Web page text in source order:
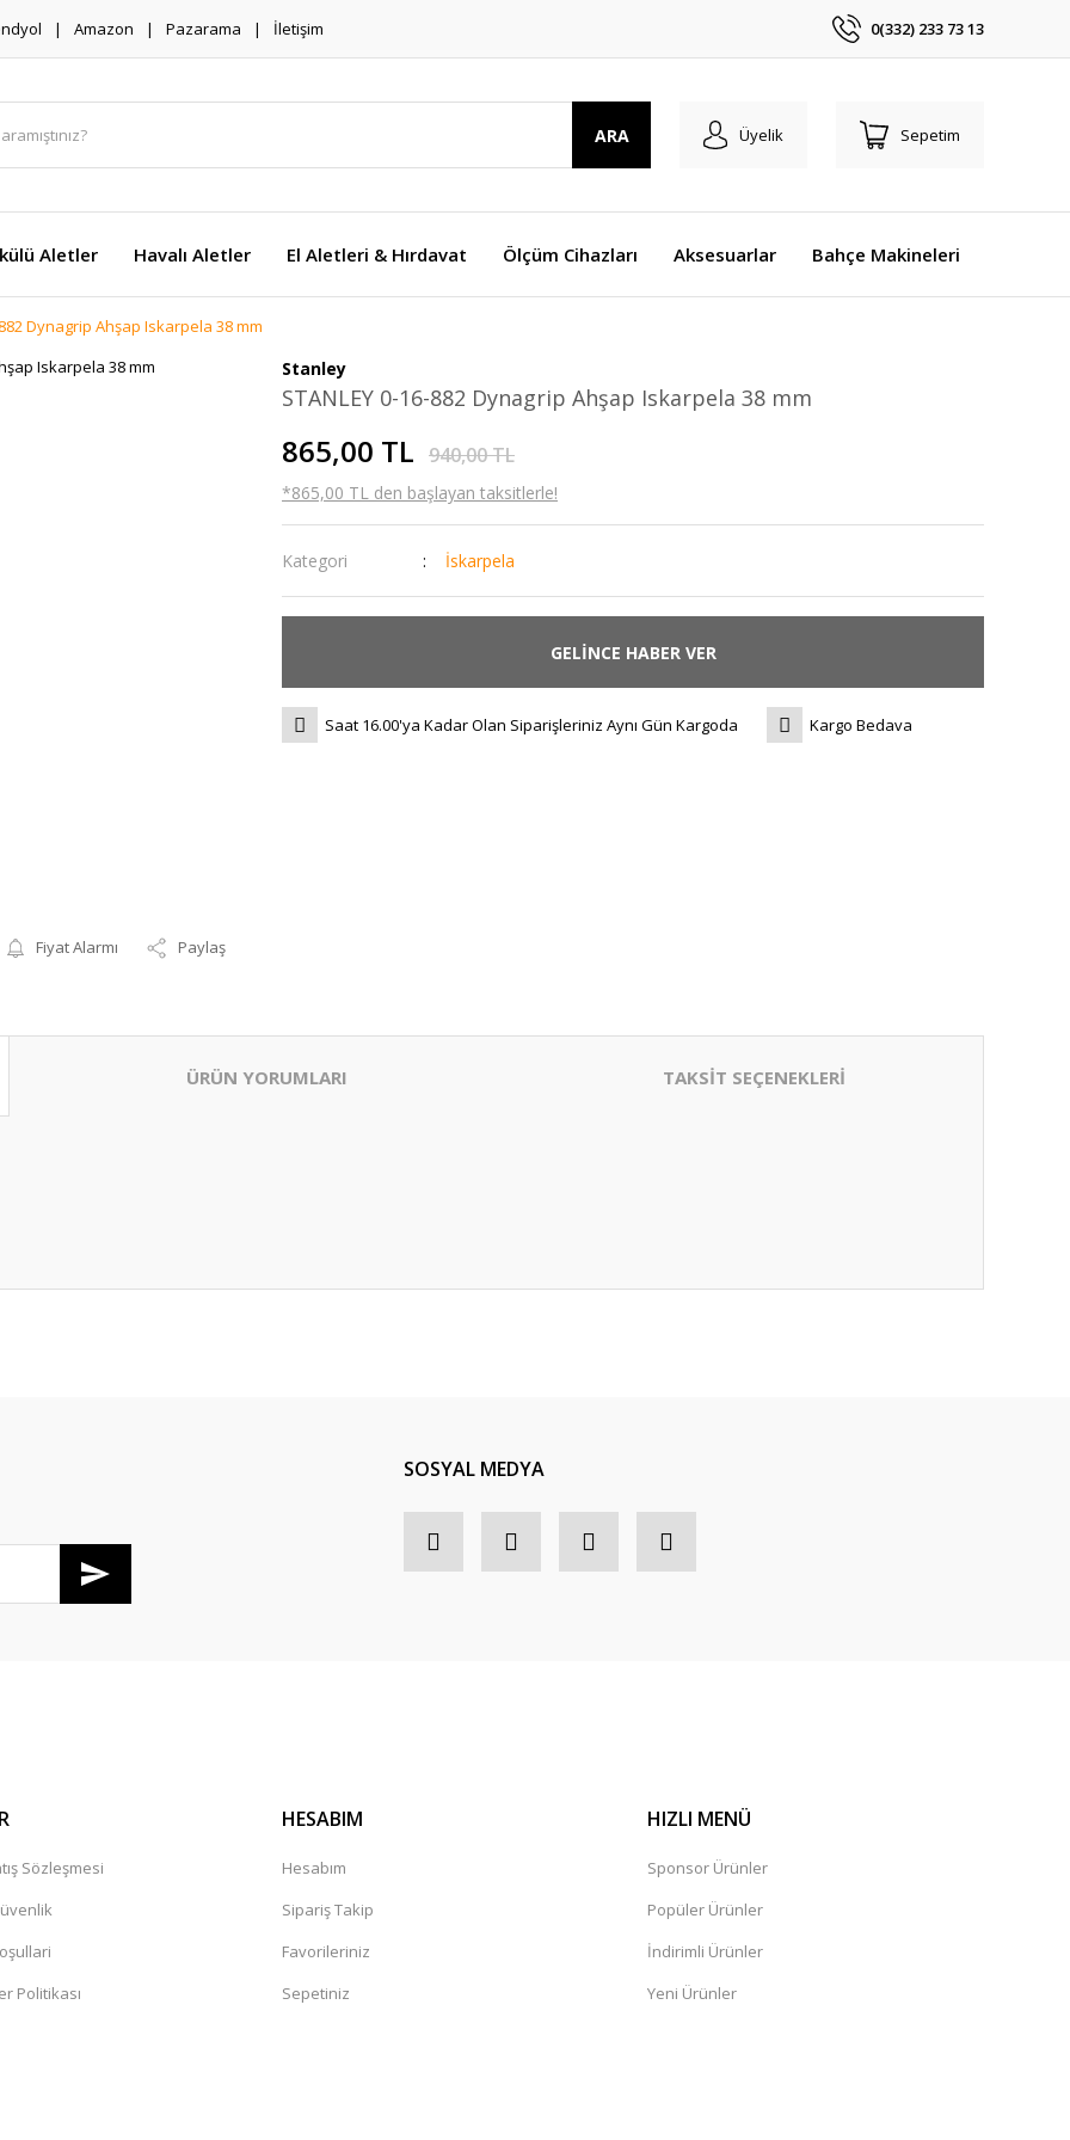
Amazon Pazarama İletişim 0(332) 233 73 13
ARA Üyelik Sepetim
Aletler Havalı Aletler El Aletleri & Hırdavat Ölçüm Cihazları Aksesuarlar Bahçe Makineleri
882 Dynagrip Ahşap Iskarpela 38 mm
Fiyat Alarmı Paylaş
Stanley
STANLEY 0-16-882 Dynagrip Ahşap Iskarpela 38 mm
865,00 TL 940,00 TL
*865,00 TL den başlayan taksitlerle!
Kategori İskarpela
GELİNCE HABER VER
Saat 16.00'ya Kadar Olan Siparişleriniz Aynı Gün Kargoda Kargo Bedava
ÜRÜN YORUMLARI TAKSİT SEÇENEKLERİ
SOSYAL MEDYA
Sözleşmesi
Politikası
HESABIM
Hesabım
Sipariş Takip
Favorileriniz
Sepetiniz
HIZLI MENÜ
Sponsor Ürünler
Popüler Ürünler
İndirimli Ürünler
Yeni Ürünler